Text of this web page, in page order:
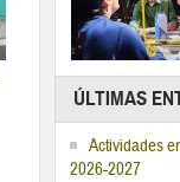
ÚLTIMAS
Actividades
2026-2027